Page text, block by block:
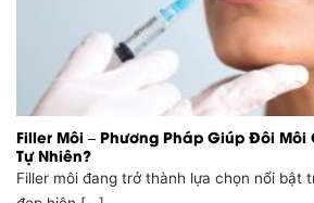
Filler Môi – Phương Pháp Giúp Đôi
Tự Nhiên?
Filler môi đang trở thành lựa chọn nổi bật